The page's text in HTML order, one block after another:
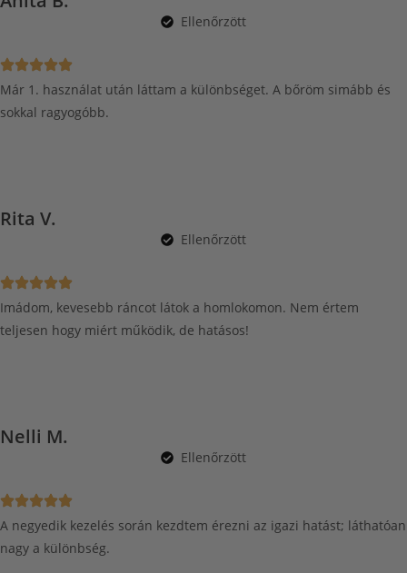
Ellenőrzött
Már 1. használat után láttam a különbséget. A bőröm simább és
sokkal ragyogóbb.
Rita V.
Ellenőrzött
Imádom, kevesebb ráncot látok a homlokomon. Nem értem
teljesen hogy miért működik, de hatásos!
Nelli M.
Ellenőrzött
A negyedik kezelés során kezdtem érezni az igazi hatást; láthatóan
nagy a különbség.